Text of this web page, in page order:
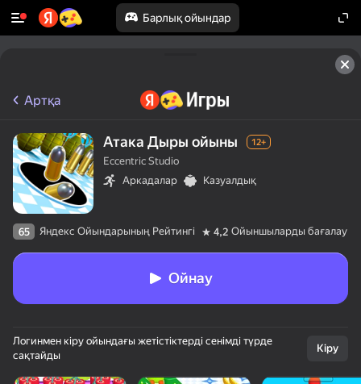
Барлық ойындар
Артқа
Атака Дыры ойыны 12+
Eccentric Studio
Аркадалар
Казуалдық
65 Яндекс Ойындарының Рейтингі 4,2 Ойыншыларды бағалау
Ойнау
Логинмен кіру ойындағы жетістіктерді сенімді түрде
сақтайды
Кіру